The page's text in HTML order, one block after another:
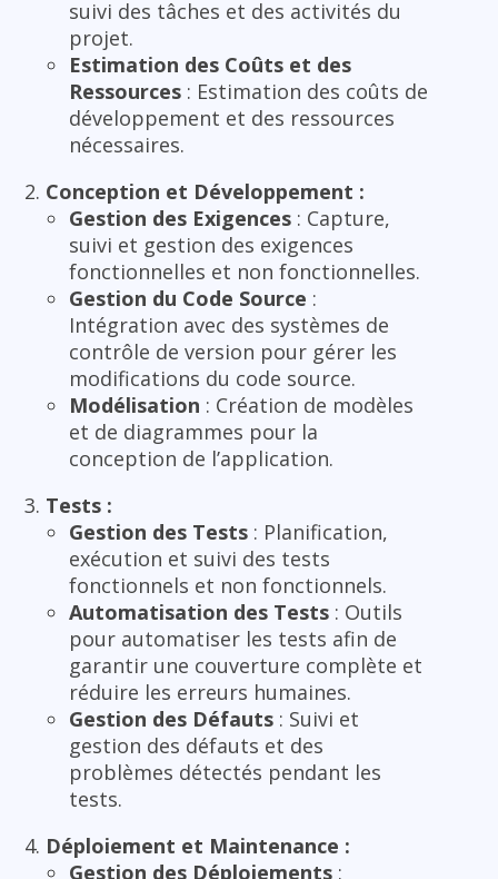
suivi des tâches et des activités du
projet.
Estimation des Coûts et des
Ressources : Estimation des coûts de
développement et des ressources
nécessaires.
Conception et Développement :
Gestion des Exigences : Capture,
suivi et gestion des exigences
fonctionnelles et non fonctionnelles.
Gestion du Code Source :
Intégration avec des systèmes de
contrôle de version pour gérer les
modifications du code source.
Modélisation : Création de modèles
et de diagrammes pour la
conception de l’application.
Tests :
Gestion des Tests : Planification,
exécution et suivi des tests
fonctionnels et non fonctionnels.
Automatisation des Tests : Outils
pour automatiser les tests afin de
garantir une couverture complète et
réduire les erreurs humaines.
Gestion des Défauts : Suivi et
gestion des défauts et des
problèmes détectés pendant les
tests.
Déploiement et Maintenance :
Gestion des Déploiements :